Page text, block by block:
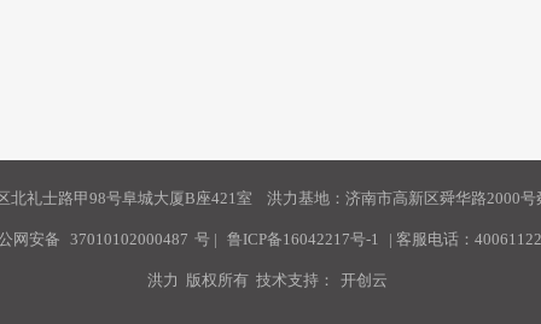
北礼士路甲98号阜城大厦B座421室 洪力基地：济南市高新区舜华路2000号
网安备 37010102000487 号 | 鲁ICP备16042217号-1 | 客服电话：
洪力 版权所有 技术支持： 开创云